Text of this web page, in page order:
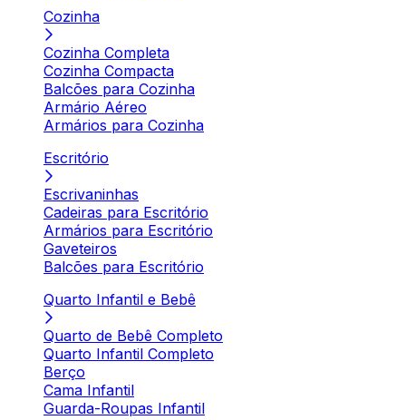
Cozinha
Cozinha Completa
Cozinha Compacta
Balcões para Cozinha
Armário Aéreo
Armários para Cozinha
Escritório
Escrivaninhas
Cadeiras para Escritório
Armários para Escritório
Gaveteiros
Balcões para Escritório
Quarto Infantil e Bebê
Quarto de Bebê Completo
Quarto Infantil Completo
Berço
Cama Infantil
Guarda-Roupas Infantil